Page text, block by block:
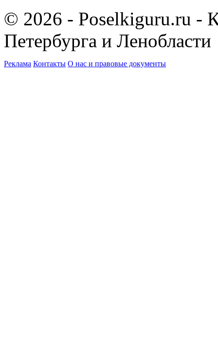
© 2026 - Poselkiguru.ru -
Петербурга и Ленобласти
Реклама Контакты О нас и правовые документы